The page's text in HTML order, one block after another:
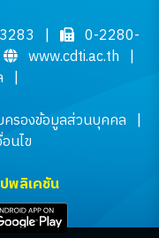
|
0-2280-
www.cdti.ac.th |
|
ครองข้อมูลส่วนบุคคล |
นไข
พลิเคชัน